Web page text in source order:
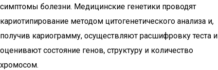
симптомы болезни. Медицинские генетики проводят
кариотипирование методом цитогенетического анализа и,
получив кариограмму, осуществляют расшифровку теста и
оценивают состояние генов, структуру и количество
хромосом.